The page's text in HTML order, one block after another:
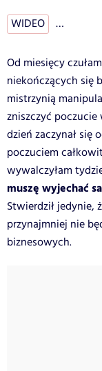
WIDEO …
Od miesięcy
niekończących się
mistrzynią
zniszczyć
dzień zaczynał się
poczuciem
wywalczyłam
muszę wyjechać
Stwierdził jedynie,
przynajmniej nie
biznesowych.